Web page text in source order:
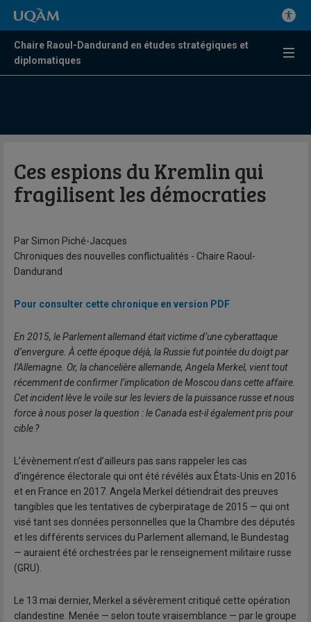
Chaire Raoul-Dandurand en études stratégiques et
diplomatiques
Ces espions du Kremlin qui
fragilisent les démocraties
Par Simon Piché-Jacques
Chroniques des nouvelles conflictualités - Chaire Raoul-
Dandurand
Pour consulter cette chronique en version PDF
En 2015, le Parlement allemand était victime d’une cyberattaque
d’envergure. À cette époque déjà, la Russie fut pointée du doigt par
l’Allemagne. Or, la chancelière allemande, Angela Merkel, vient tout
récemment de confirmer l’implication de Moscou dans cette affaire.
Cet incident lève le voile sur les leviers de la puissance russe et nous
force à nous poser la question : le Canada est-il également pris pour
cible ?
L’évènement n’est d’ailleurs pas sans rappeler les cas
d’ingérence électorale qui ont été révélés aux États-Unis en 2016
et en France en 2017. Angela Merkel détiendrait des preuves
tangibles que les tentatives de cyberpiratage de 2015 — qui ont
visé tant ses données personnelles que la Chambre des députés
et les différents services du Parlement allemand, le Bundestag
— auraient été orchestrées par le renseignement militaire russe
(GRU).
Le 13 mai dernier, Merkel a sévèrement critiqué cette opération
clandestine. Menée — selon toute vraisemblance — par le groupe